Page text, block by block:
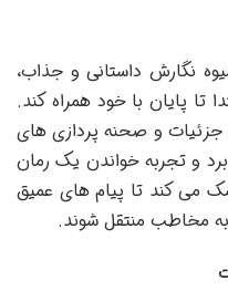
نگارش داستانی و جذاب،
تا پایان با خود همراه کند.
جزئیات و صحنه پردازی های
و تجربه خواندن یک رمان
می کند تا پیام های عمیق
به مخاطب منتقل شوند.